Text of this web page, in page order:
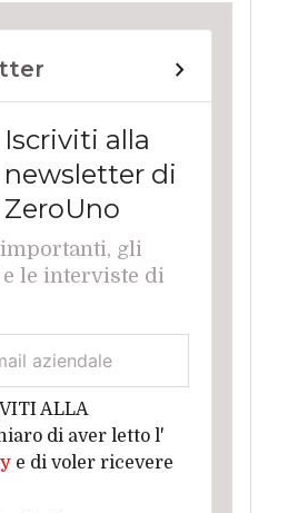
Iscriviti alla
newsletter di
ZeroUno
gli
le interviste di
ALLA
di aver letto l'
e di voler ricevere